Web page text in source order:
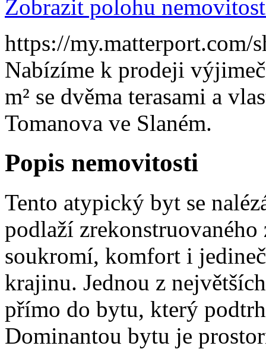
Zobrazit polohu
https://
Nabízíme k prodeji
m² se dvěma terasami a
Tomanova ve Slaném.
Popis nemovitosti
Tento atypický byt se
podlaží
soukromí, komfort i
krajinu. Jednou z
přímo do bytu, který
Dominantou bytu je